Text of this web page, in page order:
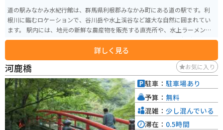
道の駅みなかみ水紀行館は、群馬県利根郡みなかみ町にある道の駅です。利
根川に臨むロケーションで、谷川岳や水上渓谷など雄大な自然に囲まれてい
ます。 駅内には、地元の新鮮な農産物を販売する直売所や、水上ラーメンや
山菜そばなどが味わえるレストランがあります。 また、利根川の源流や水運
の歴史、周辺の自然環境について学べる「水紀行館」は、大人から子供まで
楽しめる施設です。 バイクで訪れる際は、道の駅に隣接する駐車場にバイク
専用のスペースがあります。谷川岳や水上渓谷など、周辺にはツーリングスポ
ットも多いため、休憩場所としておすすめです。 水上温泉や宝川温泉など、
周辺には温泉地も多いので、観光の拠点としても便利です。 地元の名産品と
しては、群馬県産のブランド米「雪ほたか」や、山菜、きのこなどが有名で
す。
詳しく見る
河鹿橋 お気に入り
駐車： 駐車場あり
予算： 無料
混雑： 少し混んでいる
滞在： 0.5時間